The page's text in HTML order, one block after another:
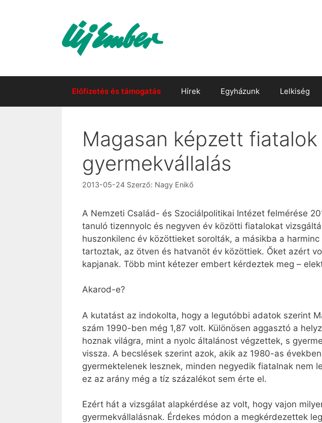
Előfizetés és támogatás Hírek Egyházunk Lelkiség
Magasan képzett
gyermekvállalás
2013-05-24 Szerző: Nagy Enikő
A Nemzeti Család- és Szociálpolitikai Intézet felmérése
tanuló tizennyolc és negyven év közötti fiatalokat
huszonkilenc év közöttieket sorolták, a másikba a
tartoztak, az ötven és hatvanöt év közöttiek. Őket azért
kapjanak. Több mint kétezer embert kérdeztek meg –
Akarod-e?
A kutatást az indokolta, hogy a legutóbbi adatok szerint
szám 1990-ben még 1,87 volt. Különösen aggasztó a
hoznak világra, mint a nyolc általánost végzettek, s
vissza. A becslések szerint azok, akik az 1980-as
gyermektelenek lesznek, minden negyedik fiatalnak nem
ez az arány még a tíz százalékot sem érte el.
Ezért hát a vizsgálat alapkérdése az volt, hogy vajon
gyermekvállalásnak. Érdekes módon a megkérdezettek